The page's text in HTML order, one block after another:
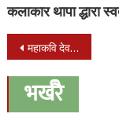
कलाकार थापा द्धारा
Post
navigation
महाकवि देवकोटाको आज ११३ औँ जन्म जयन्ती
भर्खरै